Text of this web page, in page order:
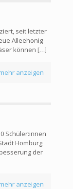
seit letzter
Alleehonig
können […]
mehr anzeigen
Schüler:innen
Homburg
der
mehr anzeigen